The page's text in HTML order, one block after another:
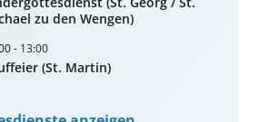
zu den Wengen)
- 13:00
(St. Martin)